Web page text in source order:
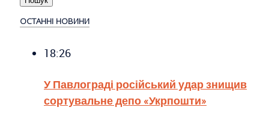
ОСТАННІ НОВИНИ
18:26
У Павлограді російський удар знищив
сортувальне депо «Укрпошти»